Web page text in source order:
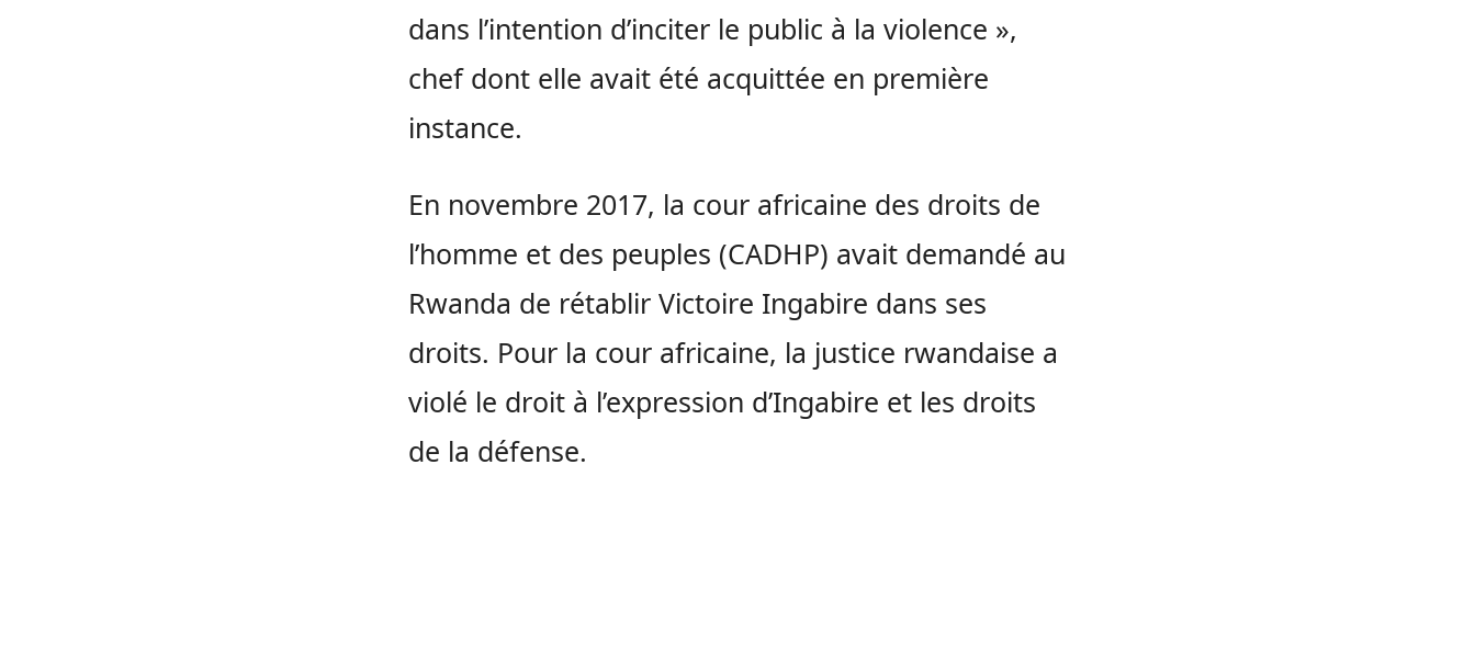
dans l’intention d’inciter le public à la violence »,
chef dont elle avait été acquittée en première
instance.
En novembre 2017, la cour africaine des droits de
l’homme et des peuples (CADHP) avait demandé au
Rwanda de rétablir Victoire Ingabire dans ses
droits. Pour la cour africaine, la justice rwandaise a
violé le droit à l’expression d’Ingabire et les droits
de la défense.